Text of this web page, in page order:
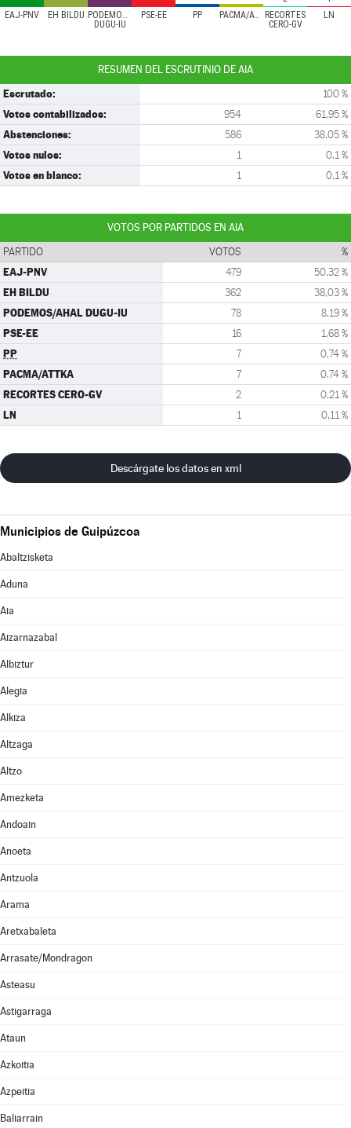
EAJ-PNV EH BILDU PODEMOS/AHAL
DUGU-IU
PSE-EE PP PACMA/ATTKA
RECORTES
CERO-GV
LN
RESUMEN DEL ESCRUTINIO DE AIA
Escrutado: 100 %
Votos contabilizados: 954 61,95 %
Abstenciones: 586 38,05 %
Votos nulos: 1 0,1 %
Votos en blanco: 1 0,1 %
VOTOS POR PARTIDOS EN AIA
PARTIDO VOTOS %
EAJ-PNV 479 50,32 %
EH BILDU 362 38,03 %
PODEMOS/AHAL DUGU-IU 78 8,19 %
PSE-EE 16 1,68 %
PP 7 0,74 %
PACMA/ATTKA 7 0,74 %
RECORTES CERO-GV 2 0,21 %
LN 1 0,11 %
Descárgate los datos en xml
Municipios de Guipúzcoa
Abaltzisketa
Aduna
Aia
Aizarnazabal
Albiztur
Alegia
Alkiza
Altzaga
Altzo
Amezketa
Andoain
Anoeta
Antzuola
Arama
Aretxabaleta
Arrasate/Mondragon
Asteasu
Astigarraga
Ataun
Azkoitia
Azpeitia
Baliarrain